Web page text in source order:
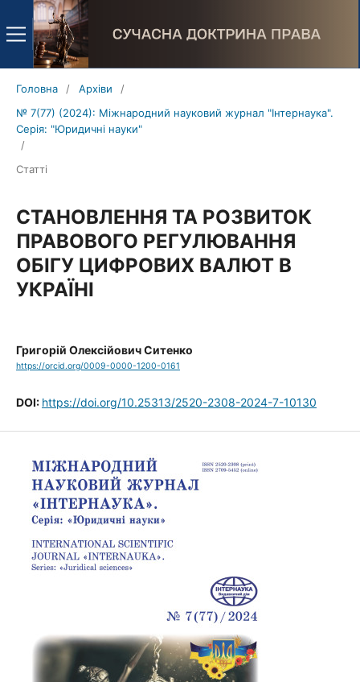
Головна / Архіви
/
№ 7(77) (2024): Міжнародний науковий журнал "Інтернаука".
Серія: "Юридичні науки"
/
Статті
СТАНОВЛЕННЯ ТА РОЗВИТОК
ПРАВОВОГО РЕГУЛЮВАННЯ
ОБІГУ ЦИФРОВИХ ВАЛЮТ В
УКРАЇНІ
Григорій Олексійович Ситенко
https://orcid.org/0009-0000-1200-0161
DOI: https://doi.org/10.25313/2520-2308-2024-7-10130